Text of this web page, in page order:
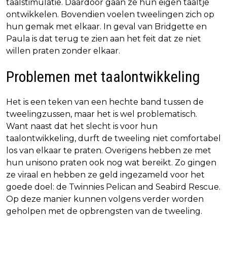
taalstimulatie. Daardoor gaan ze hun eigen taaltje
ontwikkelen. Bovendien voelen tweelingen zich op
hun gemak met elkaar. In geval van Bridgette en
Paula is dat terug te zien aan het feit dat ze niet
willen praten zonder elkaar.
Problemen met taalontwikkeling
Het is een teken van een hechte band tussen de
tweelingzussen, maar het is wel problematisch.
Want naast dat het slecht is voor hun
taalontwikkeling, durft de tweeling niet comfortabel
los van elkaar te praten. Overigens hebben ze met
hun unisono praten ook nog wat bereikt. Zo gingen
ze viraal en hebben ze geld ingezameld voor het
goede doel: de Twinnies Pelican and Seabird Rescue.
Op deze manier kunnen volgens verder worden
geholpen met de opbrengsten van de tweeling.